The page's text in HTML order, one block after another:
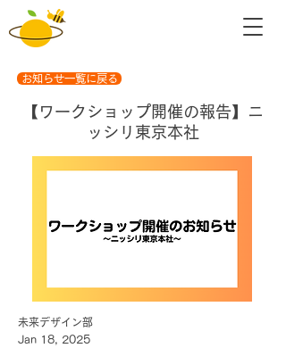
お知らせ一覧に戻る
【ワークショップ開催の報告】ニ
ッシリ東京本社
未来デザイン部
Jan 18, 2025